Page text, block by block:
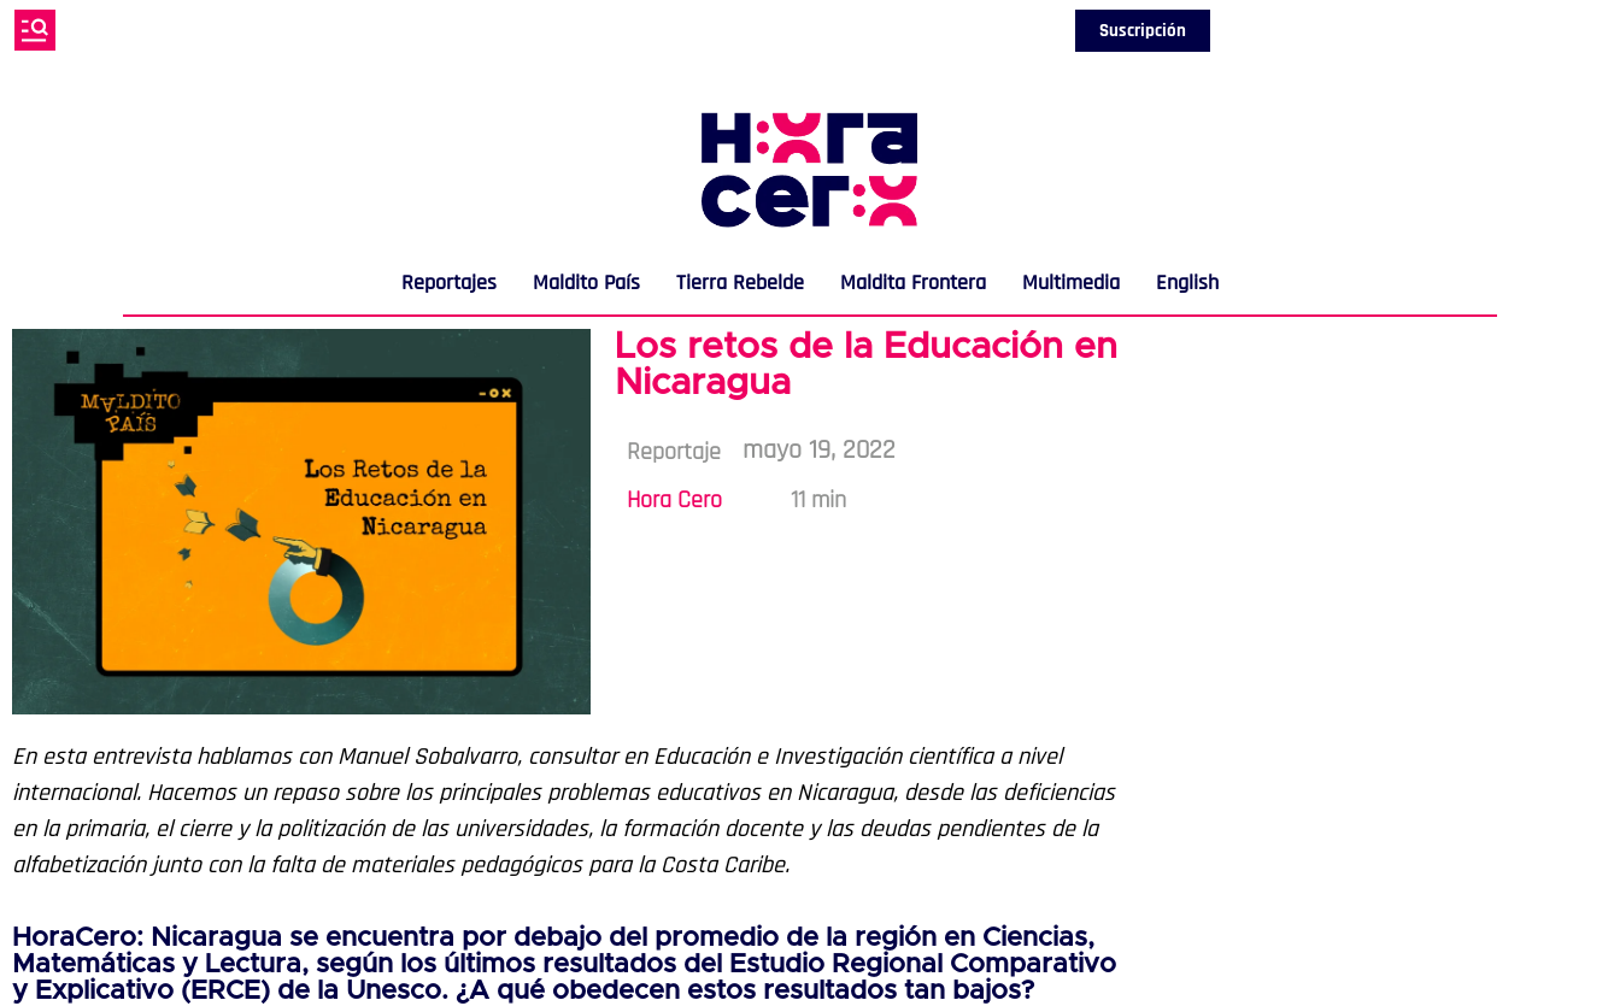
Suscripción
Reportajes Maldito País Tierra Rebelde Maldita Frontera Multimedia English
Los retos de la Educación en
Nicaragua
Reportaje mayo 19, 2022
Hora Cero 11 min
En esta entrevista hablamos con Manuel Sobalvarro, consultor en Educación e Investigación científica a nivel
internacional. Hacemos un repaso sobre los principales problemas educativos en Nicaragua, desde las deficiencias
en la primaria, el cierre y la politización de las universidades, la formación docente y las deudas pendientes de la
alfabetización junto con la falta de materiales pedagógicos para la Costa Caribe.
HoraCero: Nicaragua se encuentra por debajo del promedio de la región en Ciencias,
Matemáticas y Lectura, según los últimos resultados del Estudio Regional Comparativo
y Explicativo (ERCE) de la Unesco. ¿A qué obedecen estos resultados tan bajos?